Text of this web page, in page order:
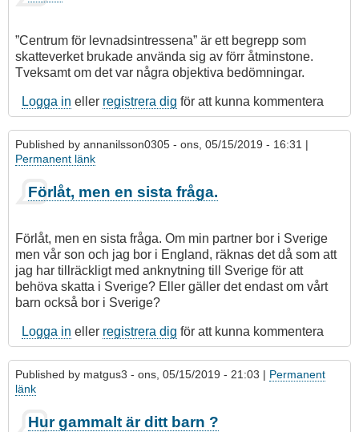
”Centrum för levnadsintressena” är ett begrepp som
skatteverket brukade använda sig av förr åtminstone.
Tveksamt om det var några objektiva bedömningar.
Logga in eller registrera dig för att kunna kommentera
Published by annanilsson0305 - ons, 05/15/2019 - 16:31 |
Permanent länk
Förlåt, men en sista fråga.
Förlåt, men en sista fråga. Om min partner bor i Sverige
men vår son och jag bor i England, räknas det då som att
jag har tillräckligt med anknytning till Sverige för att
behöva skatta i Sverige? Eller gäller det endast om vårt
barn också bor i Sverige?
Logga in eller registrera dig för att kunna kommentera
Published by matgus3 - ons, 05/15/2019 - 21:03 | Permanent
länk
Hur gammalt är ditt barn ?